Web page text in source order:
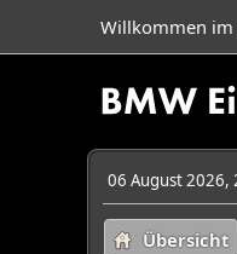
Willkommen im
06 August 2026,
Übersicht